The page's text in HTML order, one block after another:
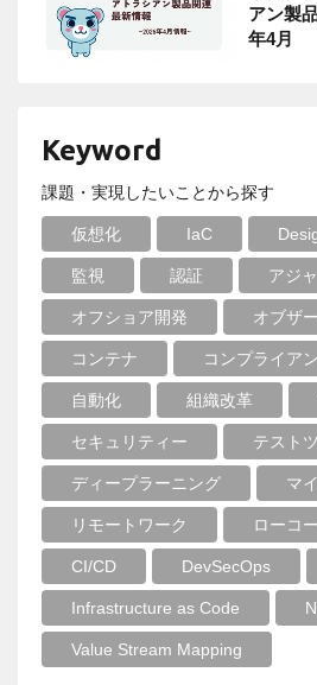
アン製
年4月
Keyword
課題・実現したいことから探す
仮想化 IaC
監視 認証 アジ
オフショア開発 オブザ
コンテナ コンプライア
自動化 組織改革
セキュリティー テスト
ディープラーニング マ
リモートワーク ローコ
CI/CD DevSecOps
Infrastructure as Code
Value Stream Mapping